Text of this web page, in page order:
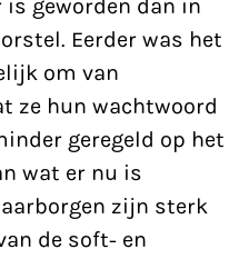
geworden dan in
Eerder was het
om van
ze hun wachtwoord
geregeld op het
wat er nu is
zijn sterk
de soft- en